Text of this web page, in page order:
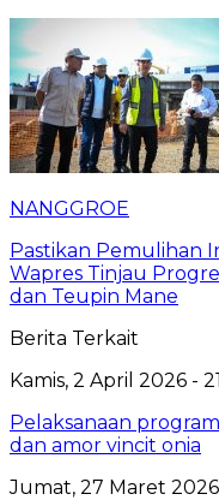
NANGGROE
Pastikan Pemulihan
Wapres Tinjau
dan Teupin Mane
Berita Terkait
Kamis, 2 April 2026 -
Pelaksanaan
dan amor vincit onia
Jumat, 27 Maret 2026